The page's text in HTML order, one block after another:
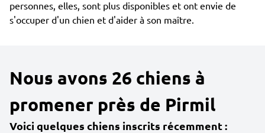
personnes, elles, sont plus disponibles et ont envie de
s'occuper d'un chien et d'aider à son maître.
Nous avons 26 chiens à
promener près de Pirmil
Voici quelques chiens inscrits récemment :